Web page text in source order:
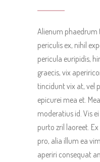
Alienum phaedrum
periculis ex, nihil
pericula euripidis,
graecis, vix
tincidunt vix at, vel
epicurei mea et.
moderatius id. Vis
purto zril laoreet.
pro, alia illum ea
aperiri consequat